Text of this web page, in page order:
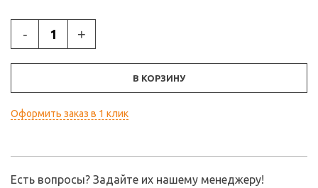
- +
В КОРЗИНУ
Оформить заказ в 1 клик
Есть вопросы? Задайте их нашему менеджеру!